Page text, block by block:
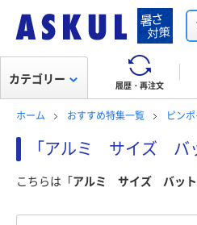
履歴・再注文
カテゴリー
ホーム おすすめ特集一覧 ピン
「アルミ サイズ バ
こちらは「 アルミ サイズ バット